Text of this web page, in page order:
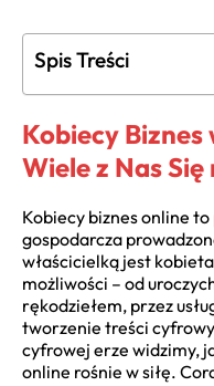
Spis Treści
Kobiecy Biznes
Wiele z Nas
Kobiecy biznes online
gospodarcza
właścicielką jest
możliwości – od
rękodziełem, przez
tworzenie treści
cyfrowej erze widzimy,
online rośnie w siłę.